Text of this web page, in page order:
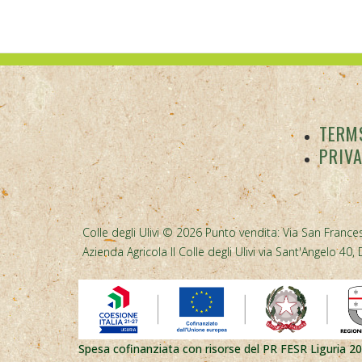
Colle degli Ulivi © 2026 Punto vendita: Via San
Azienda Agricola Il Colle degli Ulivi via Sant'Angelo 40,
Spesa cofinanziata con risorse del PR FESR Liguria